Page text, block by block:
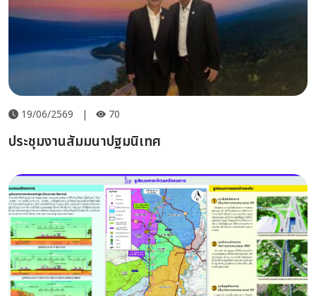
19/06/2569 | 70
ประชุมงานสัมมนาปฐมนิเทศ